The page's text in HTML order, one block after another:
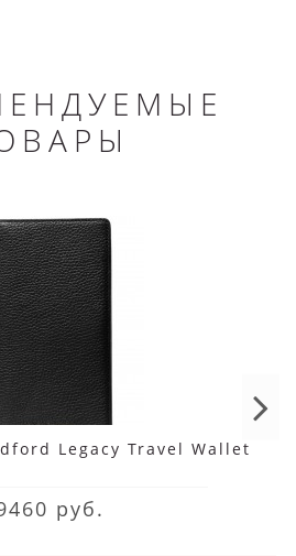
Legacy Travel Wallet
руб.